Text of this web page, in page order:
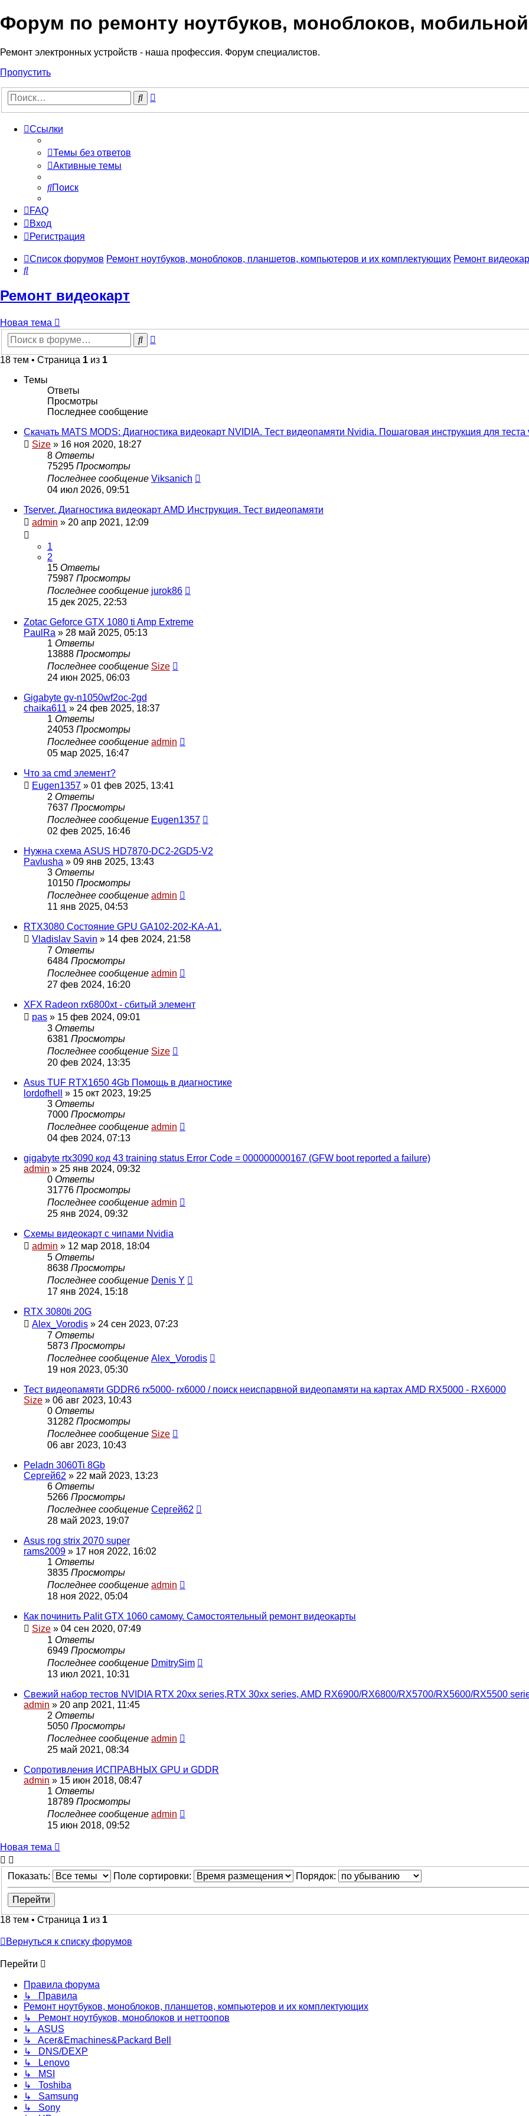
Регистрация
Форум по ремонту ноутбуков, моноблоков, мобильной
Ремонт электронных устройств - наша профессия. Форум специалистов.
Пропустить
Поиск
Ссылки
Темы без ответов
Активные темы
Поиск
FAQ
Вход
Регистрация
Список форумов Ремонт ноутбуков, моноблоков, планшетов, компьютеров и их комплектующих Ремонт
Поиск
Ремонт видеокарт
Новая
тема
Новая тема
Поиск
18 тем • Страница 1 из 1
Темы
Ответы
Просмотры
Последнее сообщение
Скачать MATS MODS: Диагностика видеокарт NVIDIA. Тест видеопамяти Nvidia. Пошаговая инструкция для теста
Size » 16 ноя 2020, 18:27
8 Ответы
75295 Просмотры
Последнее сообщение Viksanich
04 июл 2026, 09:51
Tserver. Диагностика видеокарт AMD Инструкция. Тест видеопамяти
admin » 20 апр 2021, 12:09
1
2
15 Ответы
75987 Просмотры
Последнее сообщение jurok86
15 дек 2025, 22:53
Zotac Geforce GTX 1080 ti Amp Extreme
PaulRa » 28 май 2025, 05:13
1 Ответы
13888 Просмотры
Последнее сообщение Size
24 июн 2025, 06:03
Gigabyte gv-n1050wf2oc-2gd
chaika611 » 24 фев 2025, 18:37
1 Ответы
24053 Просмотры
Последнее сообщение admin
05 мар 2025, 16:47
Что за cmd элемент?
Eugen1357 » 01 фев 2025, 13:41
2 Ответы
7637 Просмотры
Последнее сообщение Eugen1357
02 фев 2025, 16:46
Нужна схема ASUS HD7870-DC2-2GD5-V2
Pavlusha » 09 янв 2025, 13:43
3 Ответы
10150 Просмотры
Последнее сообщение admin
11 янв 2025, 04:53
RTX3080 Состояние GPU GA102-202-KA-A1.
Vladislav Savin » 14 фев 2024, 21:58
7 Ответы
6484 Просмотры
Последнее сообщение admin
27 фев 2024, 16:20
XFX Radeon rx6800xt - сбитый элемент
pas » 15 фев 2024, 09:01
3 Ответы
6381 Просмотры
Последнее сообщение Size
20 фев 2024, 13:35
Asus TUF RTX1650 4Gb Помощь в диагностике
lordofhell
» 15 окт 2023, 19:25
3 Ответы
7000 Просмотры
Последнее сообщение admin
04 фев 2024, 07:13
gigabyte rtx3090 код 43 training status Error Code = 000000000167 (GFW boot reported a failure)
admin » 25 янв 2024, 09:32
0 Ответы
31776 Просмотры
Последнее сообщение admin
25 янв 2024, 09:32
Схемы видеокарт с чипами Nvidia
admin » 12 мар 2018, 18:04
5 Ответы
8638 Просмотры
Последнее сообщение Denis Y
17 янв 2024, 15:18
RTX 3080ti 20G
Alex_Vorodis » 24 сен 2023, 07:23
7 Ответы
5873 Просмотры
Последнее сообщение Alex_Vorodis
19 ноя 2023, 05:30
Тест видеопамяти GDDR6 rx5000- rx6000 / поиск неиспарвной видеопамяти на картах AMD RX5000 - RX6000
Size » 06 авг 2023, 10:43
0 Ответы
31282 Просмотры
Последнее сообщение Size
06 авг 2023, 10:43
Peladn 3060Ti 8Gb
Сергей62 » 22 май 2023, 13:23
6 Ответы
5266 Просмотры
Последнее сообщение Сергей62
28 май 2023, 19:07
Asus rog strix 2070 super
rams2009 » 17 ноя 2022, 16:02
1 Ответы
3835 Просмотры
Последнее сообщение admin
18 ноя 2022, 05:04
Как починить Palit GTX 1060 самому. Самостоятельный ремонт видеокарты
Size » 04 сен 2020, 07:49
1 Ответы
6949 Просмотры
Последнее сообщение DmitrySim
13 июл 2021, 10:31
Свежий набор тестов NVIDIA RTX 20xx series,RTX 30xx series, AMD RX6900/RX6800/RX5700/RX5600/RX5500
admin » 20 апр 2021, 11:45
2 Ответы
5050 Просмотры
Последнее сообщение admin
25 май 2021, 08:34
Сопротивления ИСПРАВНЫХ GPU и GDDR
admin » 15 июн 2018, 08:47
1 Ответы
18789 Просмотры
Последнее сообщение admin
15 июн 2018, 09:52
Новая
тема
Новая тема
Показать: Поле сортировки: Порядок:
18 тем • Страница 1 из 1
Вернуться к списку форумов
Перейти
Правила форума
↳ Правила
Ремонт ноутбуков, моноблоков, планшетов, компьютеров и их комплектующих
↳ Ремонт ноутбуков, моноблоков и неттоопов
↳ ASUS
↳ Acer&Emachines&Packard Bell
↳ DNS/DEXP
↳ Lenovo
↳ MSI
↳ Toshiba
↳ Samsung
↳ Sony